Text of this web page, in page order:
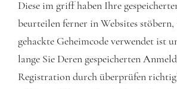
Diese im griff haben Ihre
beurteilen ferner in Websites stöbern,
gehackte Geheimcode verwendet ist
lange Sie Deren gespeicherten
Registration durch überprüfen